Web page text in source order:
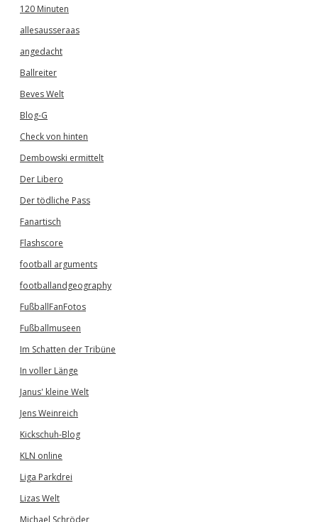
120 Minuten
allesausseraas
angedacht
Ballreiter
Beves Welt
Blog-G
Check von hinten
Dembowski ermittelt
Der Libero
Der tödliche Pass
Fanartisch
Flashscore
football arguments
footballandgeography
FußballFanFotos
Fußballmuseen
Im Schatten der Tribüne
In voller Länge
Janus' kleine Welt
Jens Weinreich
Kickschuh-Blog
KLN online
Liga Parkdrei
Lizas Welt
Michael Schröder